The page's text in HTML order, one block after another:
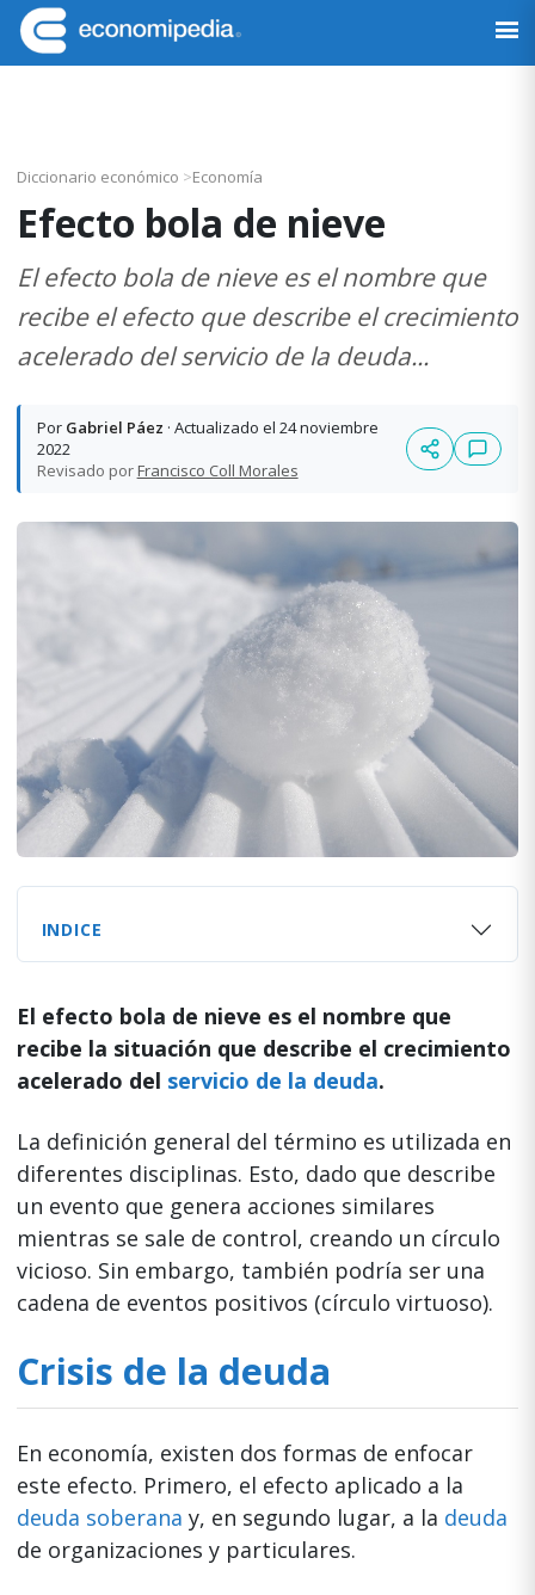
Saltar
a
la
Saltar
al
contenido
Saltar
a
la
Saltar
al
pie
Economipedia
Haciendo
Diccionario económico >Economía
Efecto bola de nieve
El efecto bola de nieve es el nombre que
recibe el efecto que describe el crecimiento
acelerado del servicio de la deuda...
Por Gabriel Páez · Actualizado el 24 noviembre
2022
Revisado porFrancisco Coll Morales
INDICE
El efecto bola de nieve es el nombre que
recibe la situación que describe el crecimiento
acelerado del servicio de la deuda.
La definición general del término es utilizada en
diferentes disciplinas. Esto, dado que describe
un evento que genera acciones similares
mientras se sale de control, creando un círculo
vicioso. Sin embargo, también podría ser una
cadena de eventos positivos (círculo virtuoso).
Crisis de la deuda
En economía, existen dos formas de enfocar
este efecto. Primero, el efecto aplicado a la
deuda soberana y, en segundo lugar, a la deuda
de organizaciones y particulares.